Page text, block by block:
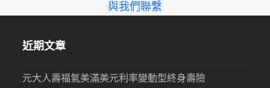
與我們聯繫
近期文章
元大人壽福氣美滿美元利率變動型終身壽險